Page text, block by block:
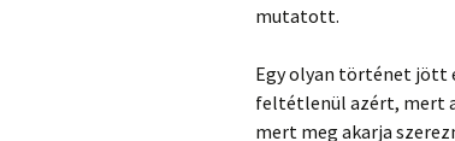
mutatott.
Egy olyan történet jött
feltétlenül azért, mert a
mert meg akarja